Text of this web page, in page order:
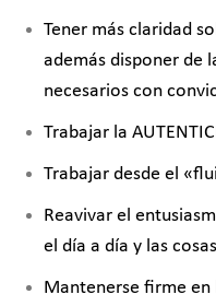
Tener más claridad
además disponer de
necesarios con
Trabajar la
Trabajar desde el
Reavivar el
el día a día y las
Mantenerse firme